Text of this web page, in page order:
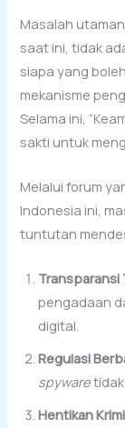
Masalah
saat ini, tidak
siapa yang
mekanisme
Selama ini,
sakti untuk
Melalui forum
Indonesia ini,
tuntutan
Transparansi
pengadaan
digital.
Regulasi
spyware
Hentikan